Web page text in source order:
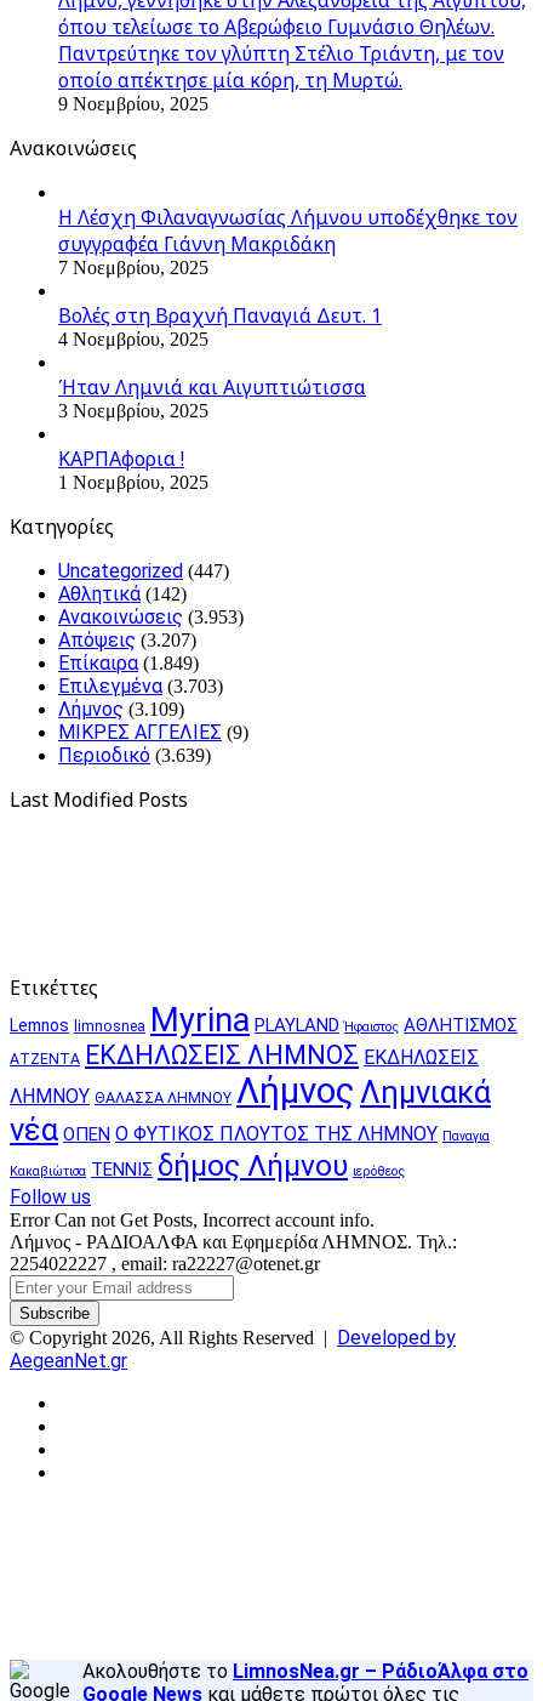
όπου τελείωσε το Αβερώφειο Γυμνάσιο Θηλέων.
Παντρεύτηκε τον γλύπτη Στέλιο Τριάντη, με τον
οποίο απέκτησε μία κόρη, τη Μυρτώ.
9 Νοεμβρίου, 2025
Ανακοινώσεις
Η Λέσχη Φιλαναγνωσίας Λήμνου υποδέχθηκε τον
συγγραφέα Γιάννη Μακριδάκη
7 Νοεμβρίου, 2025
Βολές στη Βραχνή Παναγιά Δευτ. 1
4 Νοεμβρίου, 2025
Ήταν Λημνιά και Αιγυπτιώτισσα
3 Νοεμβρίου, 2025
ΚΑΡΠΑφορια !
1 Νοεμβρίου, 2025
Kατηγορίες
Uncategorized (447)
Αθλητικά (142)
Ανακοινώσεις (3.953)
Απόψεις (3.207)
Επίκαιρα (1.849)
Επιλεγμένα (3.703)
Λήμνος (3.109)
ΜΙΚΡΕΣ ΑΓΓΕΛΙΕΣ (9)
Περιοδικό (3.639)
Last Modified Posts
Ετικέττες
Lemnos limnosnea Myrina PLAYLAND Ήφαιστος ΑΘΛΗΤΙΣΜΟΣ
ΑΤΖΕΝΤΑ ΕΚΔΗΛΩΣΕΙΣ ΛΗΜΝΟΣ ΕΚΔΗΛΩΣΕΙΣ
ΛΗΜΝΟΥ ΘΑΛΑΣΣΑ ΛΗΜΝΟΥ Λήμνος Λημνιακά
νέα ΟΠΕΝ Ο ΦΥΤΙΚΟΣ ΠΛΟΥΤΟΣ ΤΗΣ ΛΗΜΝΟΥ Παναγια
Κακαβιώτισα ΤΕΝΝΙΣ δήμος Λήμνου ιερόθεος
Follow us
Error Can not Get Posts, Incorrect account info.
Λήμνος - ΡΑΔΙΟΑΛΦΑ και Εφημερίδα ΛΗΜΝΟΣ. Τηλ.:
2254022227 , email: ra22227@otenet.gr
Enter
your
Email
address
© Copyright 2026, All Rights Reserved | Developed by
AegeanNet.gr
Ακολουθήστε το LimnosNea.gr – ΡάδιοΆλφα στο
Google News και μάθετε πρώτοι όλες τις